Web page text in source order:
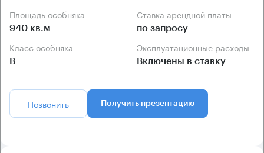
Площадь особняка
940 кв.м
Ставка арендной платы
по запросу
Класс особняка
B
Эксплуатационные расходы
Включены в ставку
Позвонить Получить презентацию